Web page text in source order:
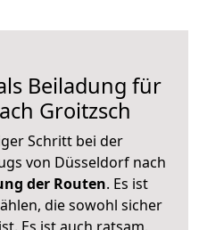
Beiladung für
Groitzsch
Schritt bei der
von Düsseldorf nach
der Routen. Es ist
die sowohl sicher